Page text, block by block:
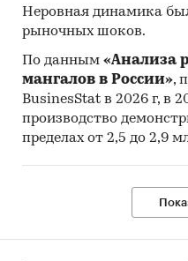
Неровная динамика
рыночных шоков.
По данным «Анализа
мангалов в России»,
BusinesStat в 2026 г, в
производство
пределах от 2,5 до 2,9